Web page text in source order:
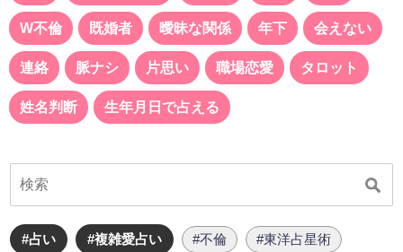
W不倫 既婚者 曖昧な関係 年下 会えない
連絡 脈ナシ 片思い 職場恋愛 タロット
姓名判断 生年月日で占える
#占い #複雑愛占い #不倫 #東洋占星術